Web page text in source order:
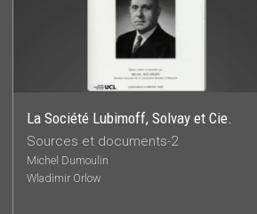
La Société Lubimoff, Solvay et Cie.
Sources et documents-2
Michel Dumoulin
Wladimir Orlow